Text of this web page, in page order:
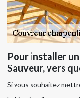
Pour installer
Sauveur, vers
Si vous souhaitez